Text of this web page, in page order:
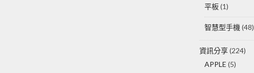
平板(1)
智慧型手機 (48)
資訊分享(224)
APPLE (5)